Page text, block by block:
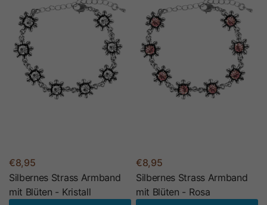
€8,95
Silbernes Strass Armband
mit Blüten - Kristall
€8,95
Silbernes Strass Armband
mit Blüten - Rosa